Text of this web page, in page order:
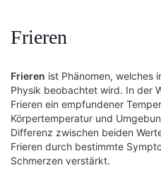
Frieren
Frieren ist Phänomen, welches
Physik beobachtet wird. In der
Frieren ein empfundener
Körpertemperatur und
Differenz zwischen beiden
Frieren durch bestimmte
Schmerzen verstärkt.